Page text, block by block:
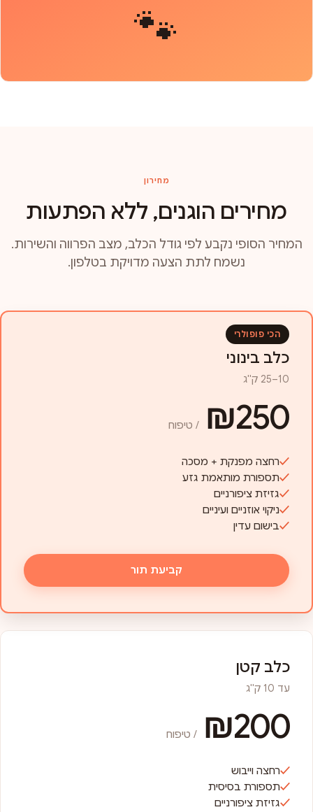
🐾
מחירון
מחירים הוגנים, ללא הפתעות
המחיר הסופי נקבע לפי גודל הכלב, מצב הפרווה והשירות.
נשמח לתת הצעה מדויקת בטלפון.
כלב קטן
עד 10 ק"ג
₪200 / טיפוח
רחצה וייבוש
תספורת בסיסית
גזיזת ציפורניים
הכי פופולרי
כלב בינוני
10–25 ק"ג
₪250 / טיפוח
רחצה מפנקת + מסכה
תספורת מותאמת גזע
גזיזת ציפורניים
ניקוי אוזניים ועיניים
בישום עדין
קביעת תור